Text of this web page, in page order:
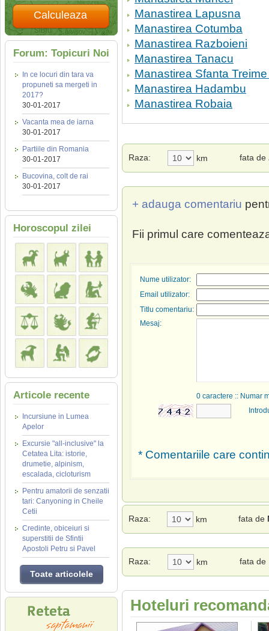
Calculeaza
Forum: Topicuri Noi
In ce locuri din tara va
propuneti sa mergeti in
2017?
30-01-2017
Vacanta mea de iarna
30-01-2017
Partiile din Romania
30-01-2017
Bucovina, colt de rai
30-01-2017
Horoscopul zilei
Articole recente
Incursiune in Lumea
Apelor
Excursie "all-inclusive" la
Cetatea Lita: istorie,
drumetie, alpinism,
escalada, cicloturism
Pentru amatorii de senzatii
tari: Canyoning in Cheile
Cetii
Credinte, obiceiuri si
superstitii de Sfintii
Apostoli Petru si Pavel
Toate articolele
Manastirea Lapusna
Manastirea Cotumba
Manastirea Razboieni
Manastirea Tanacu
Manastirea Sfanta
Manastirea Hadambu
Manastirea Robaia
Raza: km fata de
+ adauga comentariu
Fii primul care
Nume utilizator:
Email utilizator:
Titlu comentariu:
Mesaj:
0 caractere :: Numar
* Comentariile care
Raza: km fata de
Raza: km fata de
Hoteluri